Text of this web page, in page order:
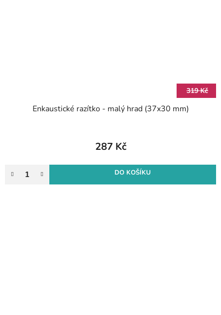
319 Kč
Enkaustické razítko - malý hrad (37x30 mm)
287 Kč
DO KOŠÍKU